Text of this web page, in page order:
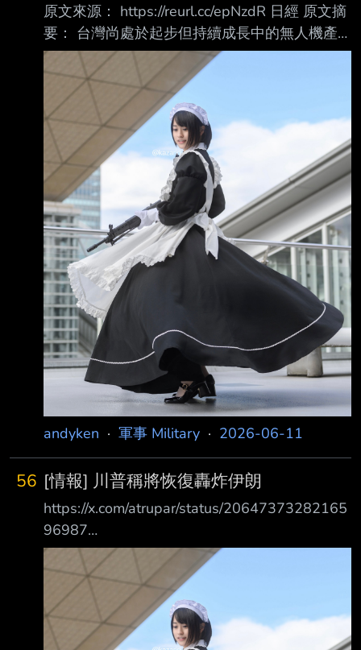
原文來源： https://reurl.cc/epNzdR 日經 原文摘
要： 台灣尚處於起步但持續成長中的無人機產
業，如今因由在野黨主導的立法院刪除了政府特
別國防預算中的國產無人機生產計畫，而陷入不
確定性 上個月，主要在野黨國民黨及其盟友民
眾黨表決刪除了總統賴清德長期推動、總額達
400 億美元特別國防預算案中的整個無人機生產
項目。賴清德原提出的較大規模預算旨在因應
中國大規模軍事擴張所帶來的威脅，並透過發展
本土無人機等方式強化不對稱作戰能力 目前，
由於政府對無人機的採購與預算前景未明，台灣
的無人機產業發
andyken · 軍事 Military · 2026-06-11
56 [情報] 川普稱將恢復轟炸伊朗
https://x.com/atrupar/status/20647373282165
96987
https://x.com/BulwarkOnline/status/20647390
81632760055 記者：「您今早發文談到了伊
朗……您在文章裡提到『現在他們將不得不付出
代價！』請 問您這是什麼意思呢？」 川普：
「我們將要打擊他們，非常強烈地打擊他們。」